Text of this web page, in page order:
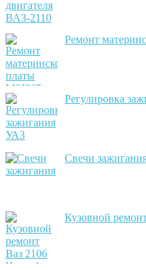
Ремонт
Регулировка
Свечи
Кузовной